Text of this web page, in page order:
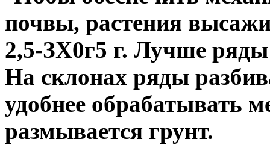
почвы, растения
2,5-ЗХ0г5 г. Лучше ряды
На склонах ряды
удобнее обрабатывать
размывается грунт.